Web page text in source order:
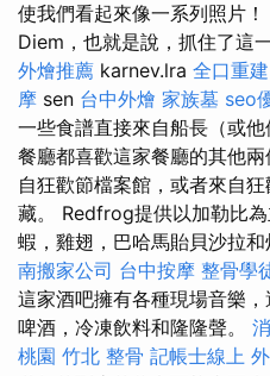
使我們看起來像一系列照片！
Diem，也就是說，抓住了這
外燴推薦 karnev.lra 全口重建
摩 sen 台中外燴 家族墓 seo
一些食譜直接來自船長（或
餐廳都喜歡這家餐廳的其他
自狂歡節檔案館，或者來自
藏。 Redfrog提供以加勒比
蝦，雞翅，巴哈馬貽貝沙拉和
南搬家公司 台中按摩 整骨學
這家酒吧擁有各種現場音樂
啤酒，冷凍飲料和隆隆聲。
桃園 竹北 整骨 記帳士線上